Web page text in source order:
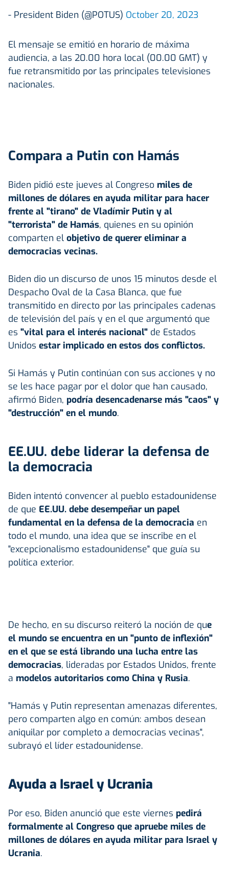
- President Biden (@POTUS) October 20, 2023
El mensaje se emitió en horario de máxima
audiencia, a las 20.00 hora local (00.00 GMT) y
fue retransmitido por las principales televisiones
nacionales.
Compara a Putin con Hamás
Biden pidió este jueves al Congreso miles de
millones de dólares en ayuda militar para hacer
frente al "tirano" de Vladímir Putin y al
"terrorista" de Hamás, quienes en su opinión
comparten el objetivo de querer eliminar a
democracias vecinas.
Biden dio un discurso de unos 15 minutos desde el
Despacho Oval de la Casa Blanca, que fue
transmitido en directo por las principales cadenas
de televisión del país y en el que argumentó que
es "vital para el interés nacional" de Estados
Unidos estar implicado en estos dos conflictos.
Si Hamás y Putin continúan con sus acciones y no
se les hace pagar por el dolor que han causado,
afirmó Biden, podría desencadenarse más "caos" y
"destrucción" en el mundo.
EE.UU. debe liderar la defensa de
la democracia
Biden intentó convencer al pueblo estadounidense
de que EE.UU. debe desempeñar un papel
fundamental en la defensa de la democracia en
todo el mundo, una idea que se inscribe en el
"excepcionalismo estadounidense" que guía su
política exterior.
De hecho, en su discurso reiteró la noción de que
el mundo se encuentra en un "punto de inflexión"
en el que se está librando una lucha entre las
democracias, lideradas por Estados Unidos, frente
a modelos autoritarios como China y Rusia.
"Hamás y Putin representan amenazas diferentes,
pero comparten algo en común: ambos desean
aniquilar por completo a democracias vecinas",
subrayó el líder estadounidense.
Ayuda a Israel y Ucrania
Por eso, Biden anunció que este viernes pedirá
formalmente al Congreso que apruebe miles de
millones de dólares en ayuda militar para Israel y
Ucrania.